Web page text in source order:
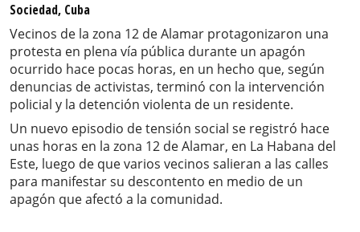
Sociedad, Cuba
Vecinos de la zona 12 de Alamar protagonizaron una
protesta en plena vía pública durante un apagón
ocurrido hace pocas horas, en un hecho que, según
denuncias de activistas, terminó con la intervención
policial y la detención violenta de un residente.
Un nuevo episodio de tensión social se registró hace
unas horas en la zona 12 de Alamar, en La Habana del
Este, luego de que varios vecinos salieran a las calles
para manifestar su descontento en medio de un
apagón que afectó a la comunidad.